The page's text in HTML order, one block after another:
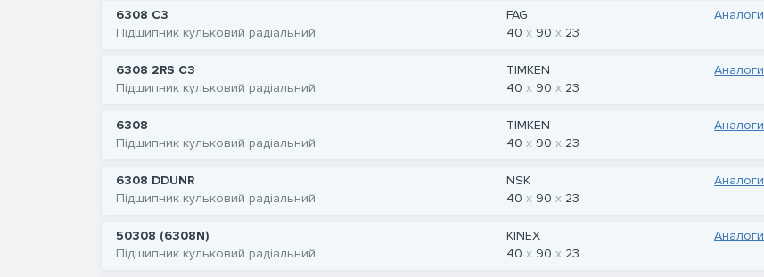
6308 C3
Підшипник кульковий радіальний
FAG
40
90 23
Аналоги
6308 2RS C3
Підшипник кульковий радіальний
TIMKEN
40
90 23
Аналоги
6308
Підшипник кульковий радіальний
TIMKEN
40
90 23
Аналоги
6308 DDUNR
Підшипник кульковий радіальний
NSK
40
90 23
Аналоги
50308 (6308N)
Підшипник кульковий радіальний
KINEX
40
90 23
Аналоги